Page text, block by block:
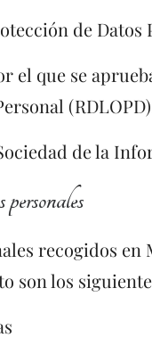
de
el que se
de la
recogidos en
son los